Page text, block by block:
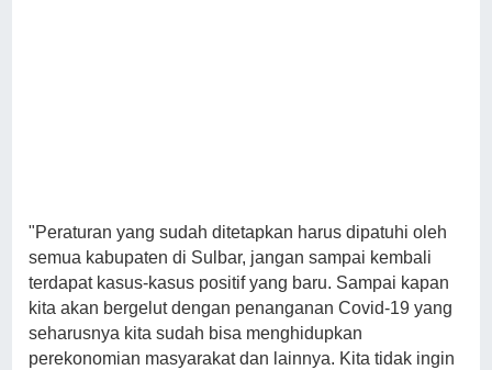
"Peraturan yang sudah ditetapkan harus dipatuhi oleh
semua kabupaten di Sulbar, jangan sampai kembali
terdapat kasus-kasus positif yang baru. Sampai kapan
kita akan bergelut dengan penanganan Covid-19 yang
seharusnya kita sudah bisa menghidupkan
perekonomian masyarakat dan lainnya. Kita tidak ingin